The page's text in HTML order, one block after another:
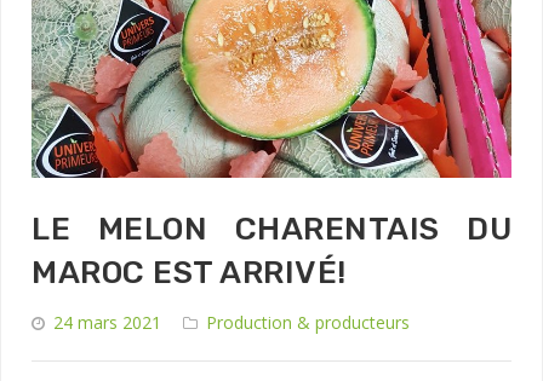
LE MELON CHARENTAIS DU
MAROC EST ARRIVÉ!
24 mars 2021 Production & producteurs